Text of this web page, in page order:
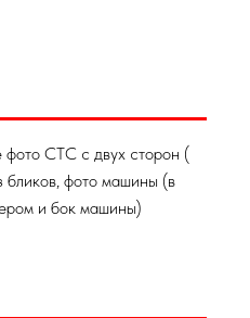
фото СТС с двух сторон (
бликов, фото машины (в
и бок машины)